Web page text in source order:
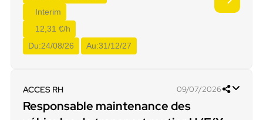
Interim
12,31 €/h
Du:24/08/26 Au:31/12/27
ACCES RH 09/07/2026
Responsable maintenance des